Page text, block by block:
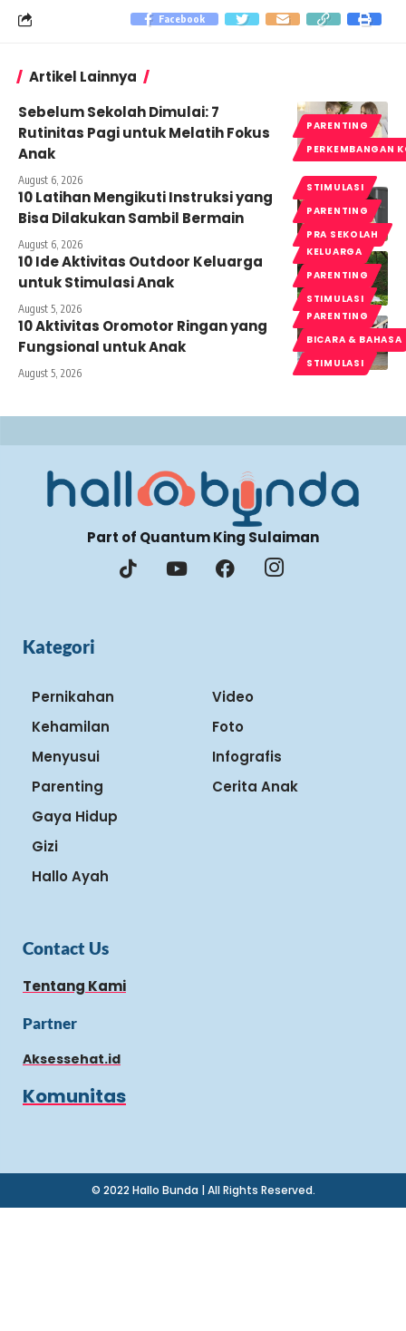
Facebook
Artikel Lainnya
PARENTING
PERKEMBANGAN
Sebelum Sekolah Dimulai: 7
Rutinitas Pagi untuk Melatih Fokus
Anak
August 6, 2026
STIMULASI
PARENTING
PRA SEKOLAH
10 Latihan Mengikuti Instruksi yang
Bisa Dilakukan Sambil Bermain
August 6, 2026
KELUARGA
PARENTING
STIMULASI
10 Ide Aktivitas Outdoor Keluarga
untuk Stimulasi Anak
August 5, 2026
PARENTING
BICARA & BAHASA
STIMULASI
10 Aktivitas Oromotor Ringan yang
Fungsional untuk Anak
August 5, 2026
Part of Quantum King Sulaiman
Kategori
Pernikahan
Kehamilan
Menyusui
Parenting
Gaya Hidup
Gizi
Hallo Ayah
Video
Foto
Infografis
Cerita Anak
Contact Us
Tentang Kami
Partner
Aksessehat.id
Komunitas
© 2022 Hallo Bunda | All Rights Reserved.